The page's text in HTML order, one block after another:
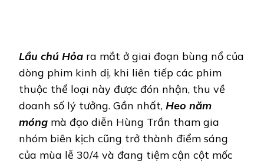
Lầu chú Hỏa ra mắt ở giai đoạn bùng nổ của
dòng phim kinh dị, khi liên tiếp các phim
thuộc thể loại này được đón nhận, thu về
doanh số lý tưởng. Gần nhất, Heo năm
móng mà đạo diễn Hùng Trần tham gia
nhóm biên kịch cũng trở thành điểm sáng
của mùa lễ 30/4 và đang tiệm cận cột mốc